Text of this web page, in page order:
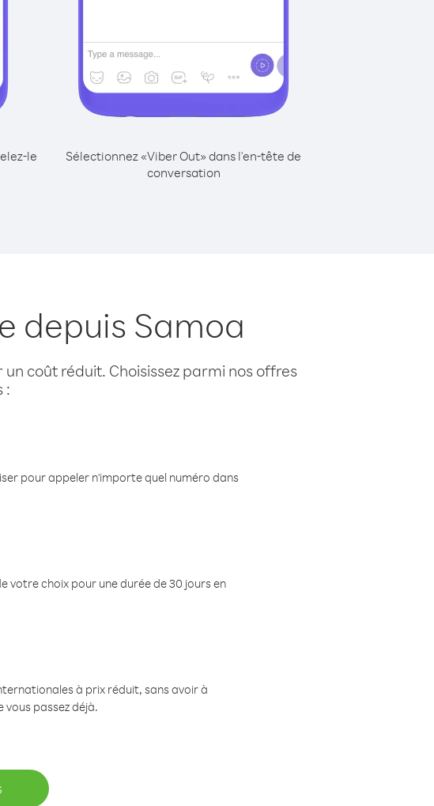
le
Sélectionnez «Viber Out» dans l'en-tête de
conversation
depuis Samoa
coût réduit. Choisissez parmi nos offres
:
pour appeler n'importe quel numéro dans
votre choix pour une durée de 30 jours en
à prix réduit, sans avoir à
passez déjà.